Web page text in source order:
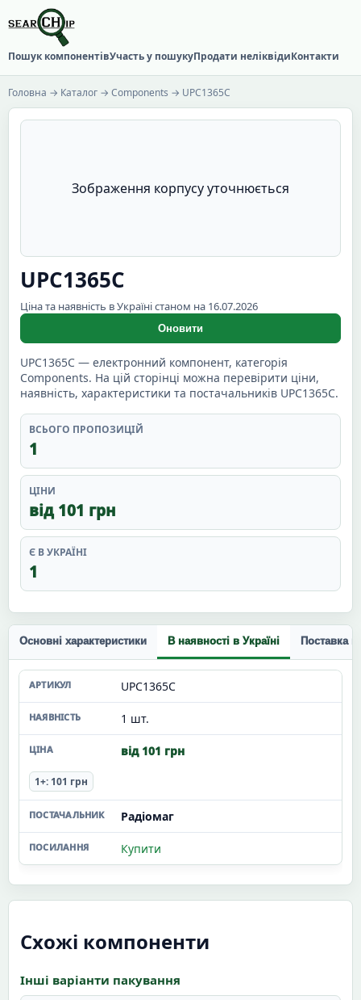
Пошук компонентівУчасть у пошукуПродати неліквідиКонтакти
Головна → Каталог → Components → UPC1365C
Зображення корпусу уточнюється
UPC1365C
Ціна та наявність в Україні станом на 16.07.2026
Оновити
UPC1365C — електронний компонент, категорія
Components. На цій сторінці можна перевірити ціни,
наявність, характеристики та постачальників UPC1365C.
ВСЬОГО ПРОПОЗИЦІЙ
1
ЦІНИ
від 101 грн
Є В УКРАЇНІ
1
Основні характеристики В наявності в Україні Поставка
UPC1365C
1 шт.
від 101 грн
1+: 101 грн
Радіомаг
Купити
Схожі компоненти
Інші варіанти пакування